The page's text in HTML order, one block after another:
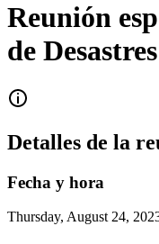
Reunión
de Desastres
Detalles de la
Fecha y hora
Thursday, August 24,